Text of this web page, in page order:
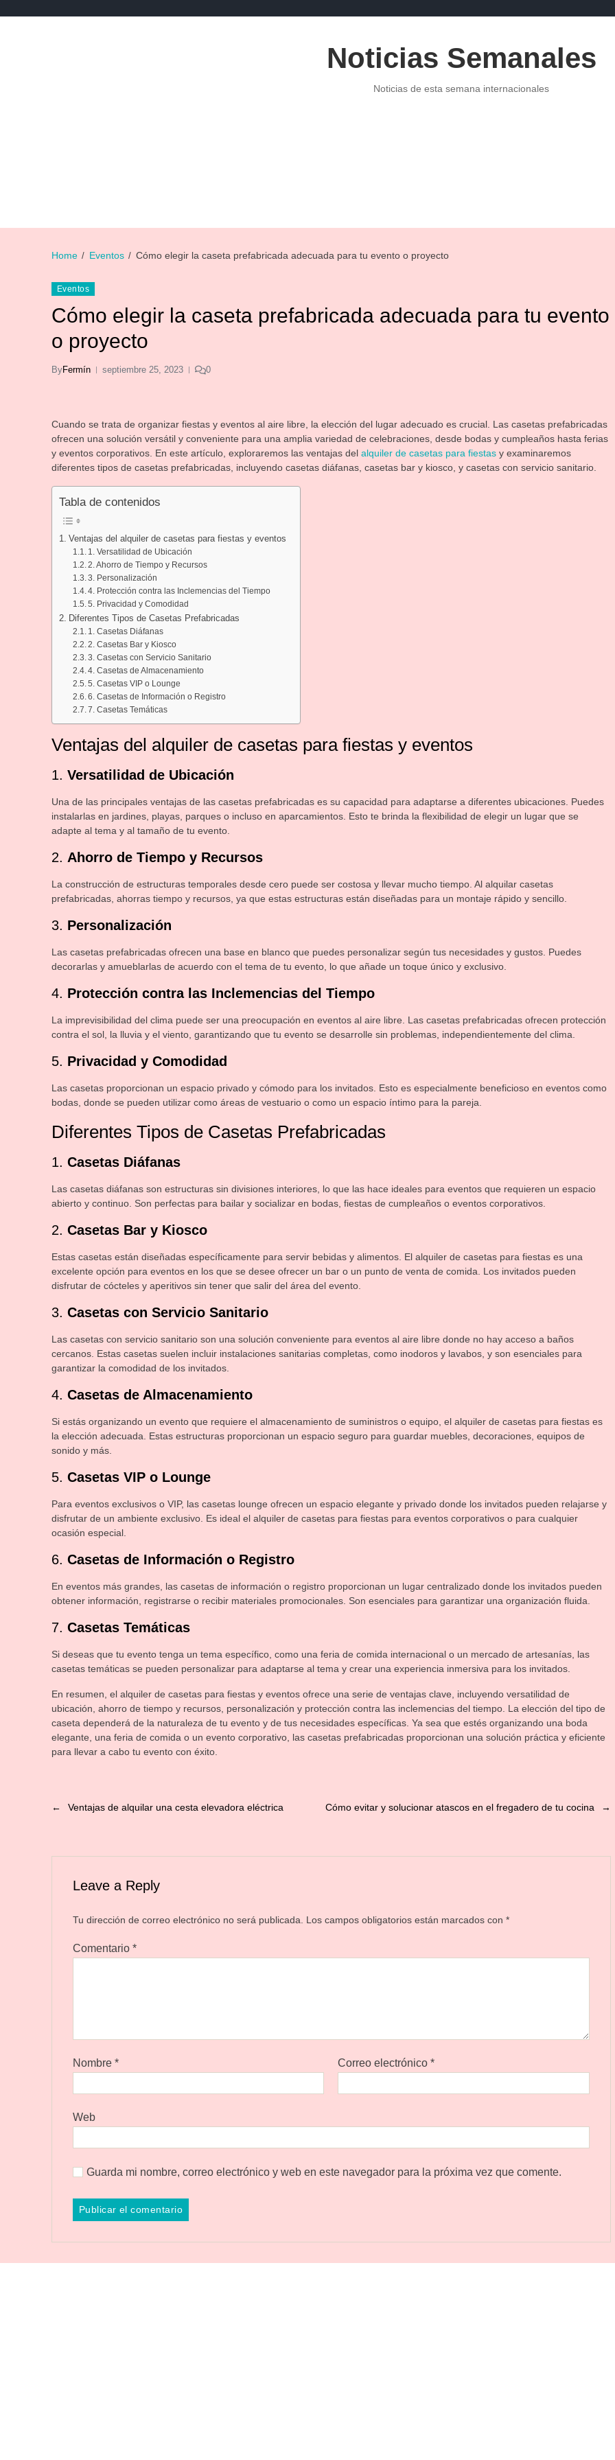
Noticias Semanales
Noticias de esta semana internacionales
Home Eventos Cómo elegir la caseta prefabricada adecuada para tu evento o proyecto
Eventos
Cómo elegir la caseta prefabricada adecuada para tu evento
o proyecto
ByFermín septiembre 25, 2023 0
Cuando se trata de organizar fiestas y eventos al aire libre, la elección del lugar adecuado es crucial. Las casetas prefabricadas
ofrecen una solución versátil y conveniente para una amplia variedad de celebraciones, desde bodas y cumpleaños hasta ferias
y eventos corporativos. En este artículo, exploraremos las ventajas del alquiler de casetas para fiestas y examinaremos
diferentes tipos de casetas prefabricadas, incluyendo casetas diáfanas, casetas bar y kiosco, y casetas con servicio sanitario.
Tabla de contenidos
Ventajas del alquiler de casetas para fiestas y eventos
1. Versatilidad de Ubicación
2. Ahorro de Tiempo y Recursos
3. Personalización
4. Protección contra las Inclemencias del Tiempo
5. Privacidad y Comodidad
Diferentes Tipos de Casetas Prefabricadas
1. Casetas Diáfanas
2. Casetas Bar y Kiosco
3. Casetas con Servicio Sanitario
4. Casetas de Almacenamiento
5. Casetas VIP o Lounge
6. Casetas de Información o Registro
7. Casetas Temáticas
Ventajas del alquiler de casetas para fiestas y eventos
1. Versatilidad de Ubicación
Una de las principales ventajas de las casetas prefabricadas es su capacidad para adaptarse a diferentes ubicaciones. Puedes
instalarlas en jardines, playas, parques o incluso en aparcamientos. Esto te brinda la flexibilidad de elegir un lugar que se
adapte al tema y al tamaño de tu evento.
2. Ahorro de Tiempo y Recursos
La construcción de estructuras temporales desde cero puede ser costosa y llevar mucho tiempo. Al alquilar casetas
prefabricadas, ahorras tiempo y recursos, ya que estas estructuras están diseñadas para un montaje rápido y sencillo.
3. Personalización
Las casetas prefabricadas ofrecen una base en blanco que puedes personalizar según tus necesidades y gustos. Puedes
decorarlas y amueblarlas de acuerdo con el tema de tu evento, lo que añade un toque único y exclusivo.
4. Protección contra las Inclemencias del Tiempo
La imprevisibilidad del clima puede ser una preocupación en eventos al aire libre. Las casetas prefabricadas ofrecen protección
contra el sol, la lluvia y el viento, garantizando que tu evento se desarrolle sin problemas, independientemente del clima.
5. Privacidad y Comodidad
Las casetas proporcionan un espacio privado y cómodo para los invitados. Esto es especialmente beneficioso en eventos como
bodas, donde se pueden utilizar como áreas de vestuario o como un espacio íntimo para la pareja.
Diferentes Tipos de Casetas Prefabricadas
1. Casetas Diáfanas
Las casetas diáfanas son estructuras sin divisiones interiores, lo que las hace ideales para eventos que requieren un espacio
abierto y continuo. Son perfectas para bailar y socializar en bodas, fiestas de cumpleaños o eventos corporativos.
2. Casetas Bar y Kiosco
Estas casetas están diseñadas específicamente para servir bebidas y alimentos. El alquiler de casetas para fiestas es una
excelente opción para eventos en los que se desee ofrecer un bar o un punto de venta de comida. Los invitados pueden
disfrutar de cócteles y aperitivos sin tener que salir del área del evento.
3. Casetas con Servicio Sanitario
Las casetas con servicio sanitario son una solución conveniente para eventos al aire libre donde no hay acceso a baños
cercanos. Estas casetas suelen incluir instalaciones sanitarias completas, como inodoros y lavabos, y son esenciales para
garantizar la comodidad de los invitados.
4. Casetas de Almacenamiento
Si estás organizando un evento que requiere el almacenamiento de suministros o equipo, el alquiler de casetas para fiestas es
la elección adecuada. Estas estructuras proporcionan un espacio seguro para guardar muebles, decoraciones, equipos de
sonido y más.
5. Casetas VIP o Lounge
Para eventos exclusivos o VIP, las casetas lounge ofrecen un espacio elegante y privado donde los invitados pueden relajarse y
disfrutar de un ambiente exclusivo. Es ideal el alquiler de casetas para fiestas para eventos corporativos o para cualquier
ocasión especial.
6. Casetas de Información o Registro
En eventos más grandes, las casetas de información o registro proporcionan un lugar centralizado donde los invitados pueden
obtener información, registrarse o recibir materiales promocionales. Son esenciales para garantizar una organización fluida.
7. Casetas Temáticas
Si deseas que tu evento tenga un tema específico, como una feria de comida internacional o un mercado de artesanías, las
casetas temáticas se pueden personalizar para adaptarse al tema y crear una experiencia inmersiva para los invitados.
En resumen, el alquiler de casetas para fiestas y eventos ofrece una serie de ventajas clave, incluyendo versatilidad de
ubicación, ahorro de tiempo y recursos, personalización y protección contra las inclemencias del tiempo. La elección del tipo de
caseta dependerá de la naturaleza de tu evento y de tus necesidades específicas. Ya sea que estés organizando una boda
elegante, una feria de comida o un evento corporativo, las casetas prefabricadas proporcionan una solución práctica y eficiente
para llevar a cabo tu evento con éxito.
← Ventajas de alquilar una cesta elevadora eléctrica →
Cómo evitar y solucionar atascos en el fregadero de tu cocina
Leave a Reply
Tu dirección de correo electrónico no será publicada. Los campos obligatorios están marcados con *
Comentario *
Nombre * Correo electrónico*
Web
Guarda mi nombre, correo electrónico y web en este navegador para la próxima vez que comente.